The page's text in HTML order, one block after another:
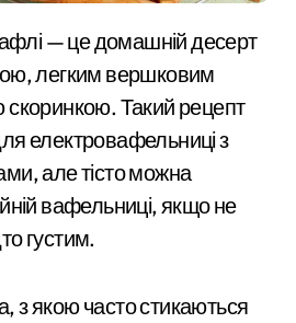
легким вершковим
скоринкою. Такий рецепт
електровафельниці з
але тісто можна
вафельниці, якщо не
густим.
з якою часто стикаються